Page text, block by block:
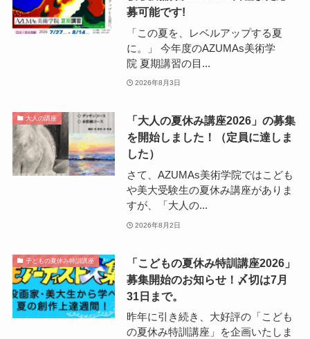
募可能です!
「この夏を、レベルアップする夏
に。」 今年度のAZUMAs美術学
院 夏期講習の目...
2026年8月3日
大人の講座
「大人の夏休み講座2026」の募集
を開始しました！（定員に達しま
した）
さて、AZUMAs美術学院ではこども
や美大受験生の夏休み講座がありま
すが、「大人の...
2026年8月2日
子どもの夏休み特訓講座
「こどもの夏休み特訓講座2026」
募集開始のお知らせ！〆切は7月
31日まで。
昨年に引き続き、大好評の「こども
の夏休み特訓講座」を企画いたしま